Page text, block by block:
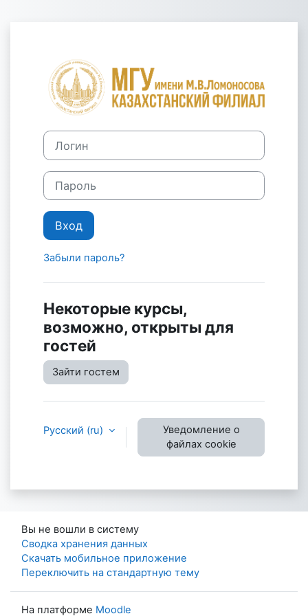
Зайти на
Логин
Пароль
Вход
Забыли пароль?
Некоторые курсы,
возможно, открыты для
гостей
Зайти гостем
Русский ‎(ru)‎
Уведомление о
файлах cookie
Вы не вошли в систему
Сводка хранения данных
Скачать мобильное приложение
Переключить на стандартную тему
На платформе Moodle